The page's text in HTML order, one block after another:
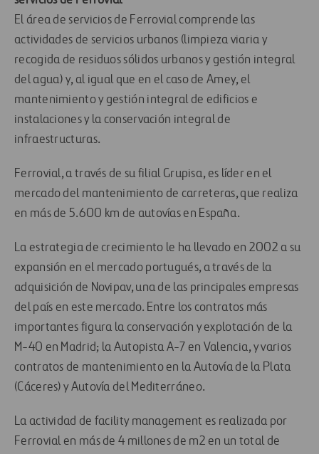
El área de servicios de Ferrovial comprende las
actividades de servicios urbanos (limpieza viaria y
recogida de residuos sólidos urbanos y gestión integral
del agua) y, al igual que en el caso de Amey, el
mantenimiento y gestión integral de edificios e
instalaciones y la conservación integral de
infraestructuras.
Ferrovial, a través de su filial Grupisa, es líder en el
mercado del mantenimiento de carreteras, que realiza
en más de 5.600 km de autovías en España.
La estrategia de crecimiento le ha llevado en 2002 a su
expansión en el mercado portugués, a través de la
adquisición de Novipav, una de las principales empresas
del país en este mercado. Entre los contratos más
importantes figura la conservación y explotación de la
M-40 en Madrid; la Autopista A-7 en Valencia, y varios
contratos de mantenimiento en la Autovía de la Plata
(Cáceres) y Autovía del Mediterráneo.
La actividad de facility management es realizada por
Ferrovial en más de 4 millones de m2 en un total de